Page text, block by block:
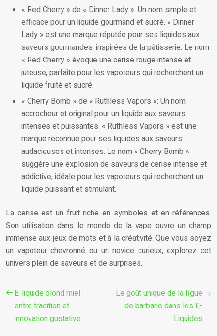
« Red Cherry » de « Dinner Lady »: Un nom simple et
efficace pour un liquide gourmand et sucré. « Dinner
Lady » est une marque réputée pour ses liquides aux
saveurs gourmandes, inspirées de la pâtisserie. Le nom
« Red Cherry » évoque une cerise rouge intense et
juteuse, parfaite pour les vapoteurs qui recherchent un
liquide fruité et sucré.
« Cherry Bomb » de « Ruthless Vapors »: Un nom
accrocheur et original pour un liquide aux saveurs
intenses et puissantes. « Ruthless Vapors » est une
marque reconnue pour ses liquides aux saveurs
audacieuses et intenses. Le nom « Cherry Bomb »
suggère une explosion de saveurs de cerise intense et
addictive, idéale pour les vapoteurs qui recherchent un
liquide puissant et stimulant.
La cerise est un fruit riche en symboles et en références.
Son utilisation dans le monde de la vape ouvre un champ
immense aux jeux de mots et à la créativité. Que vous soyez
un vapoteur chevronné ou un novice curieux, explorez cet
univers plein de saveurs et de surprises.
E-liquide blond miel :
entre tradition et
innovation gustative
Le goût unique de la figue
de barbarie dans les E-
Liquides